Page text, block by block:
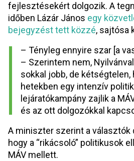
fejlesztésekért dolgozik. A
időben Lázár János egy
bejegyzést tett közzé, sajtósa
– Tényleg ennyire szar [a
– Szerintem nem,
sokkal jobb, de kétségtelen,
hetekben egy intenzív
lejáratókampány zajlik a
és az ott dolgozókkal
A miniszter szerint a választók
hogy a “rikácsoló” politikusok
MÁV mellett.